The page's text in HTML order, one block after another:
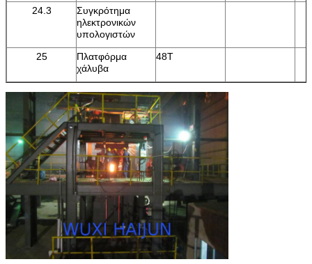
24.3
Συγκρότημα
ηλεκτρονικών
υπολογιστών
25
Πλατφόρμα
χάλυβα
48T